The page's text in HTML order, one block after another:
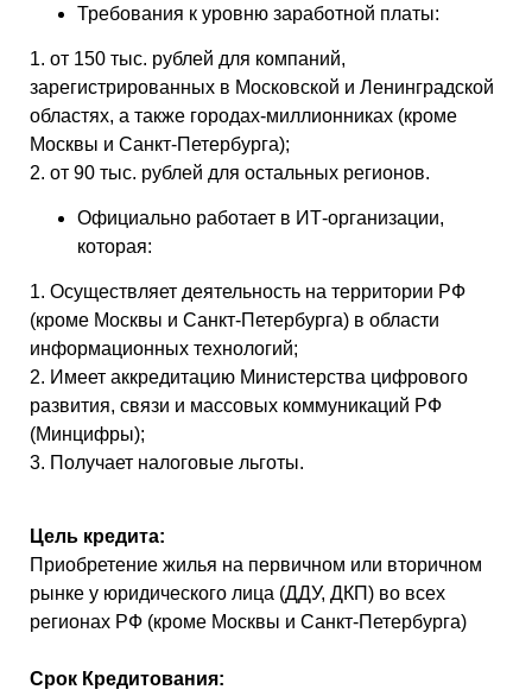
Требования к уровню заработной платы:
1. от 150 тыс. рублей для компаний,
зарегистрированных в Московской и Ленинградской
областях, а также городах-миллионниках (кроме
Москвы и Санкт-Петербурга);
2. от 90 тыс. рублей для остальных регионов.
Официально работает в ИТ-организации,
которая:
1. Осуществляет деятельность на территории РФ
(кроме Москвы и Санкт-Петербурга) в области
информационных технологий;
2. Имеет аккредитацию Министерства цифрового
развития, связи и массовых коммуникаций РФ
(Минцифры);
3. Получает налоговые льготы.
Цель кредита:
Приобретение жилья на первичном или вторичном
рынке у юридического лица (ДДУ, ДКП) во всех
регионах РФ (кроме Москвы и Санкт-Петербурга)
Срок Кредитования: